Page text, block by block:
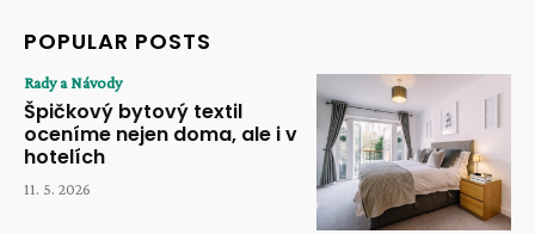
POPULAR POSTS
Rady a Návody
Špičkový bytový textil
oceníme nejen doma, ale i v
hotelích
11. 5. 2026